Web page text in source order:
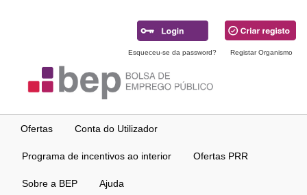
Esqueceu-se da password? Registar Organismo
Ofertas Conta do Utilizador
Programa de incentivos ao interior Ofertas PRR
Sobre a BEP Ajuda